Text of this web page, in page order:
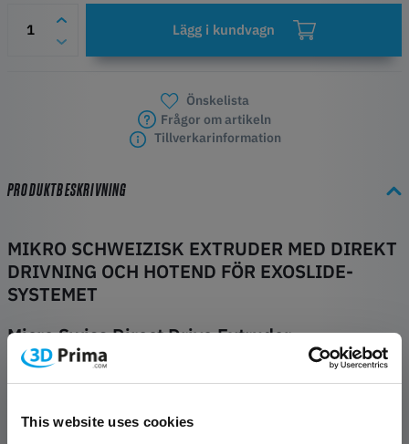
This website uses cookies
Lägg i kundvagn
Önskelista
Frågor om artikeln
Tillverkarinformation
PRODUKTBESKRIVNING
MIKRO SCHWEIZISK EXTRUDER MED DIREKT
DRIVNING OCH HOTEND FÖR EXOSLIDE-
SYSTEMET
Micro Swiss Direct Drive Extruder
konfigurerad för ExoSlide System.
Ingen modifiering krävs, enkel plug and play